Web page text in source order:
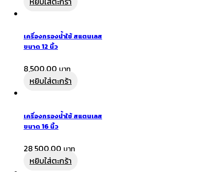
เครื่องกรองน้ำใช้ สแตนเลส
ขนาด 12 นิ้ว
8,500.00
หยิบใส่ตะกร้า
เครื่องกรองน้ำใช้ สแตนเลส
ขนาด 16 นิ้ว
28,500.00
หยิบใส่ตะกร้า